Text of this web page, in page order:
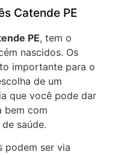
Catende PE
PE, tem o
nascidos. Os
importante para o
de um
que você pode dar
bem com
saúde.
podem ser via